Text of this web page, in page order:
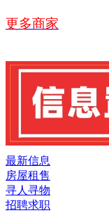
更多商家
最新信息
房屋租售
寻人寻物
招聘求职